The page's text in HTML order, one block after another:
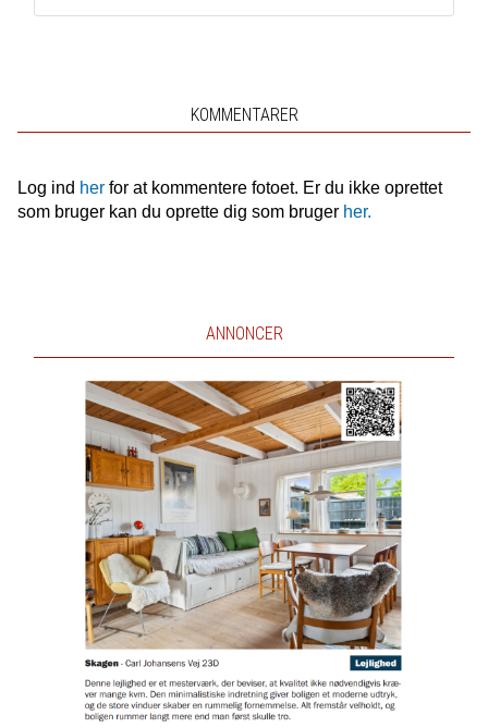
KOMMENTARER
Log ind herfor at kommentere fotoet. Er du ikke oprettet
som bruger kan du oprette dig som bruger her.
ANNONCER